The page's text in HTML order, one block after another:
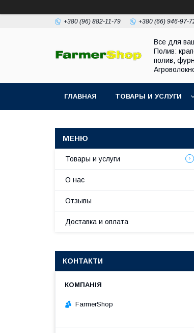
+380 (96) 882-11-79 +380 (66) 946-97-
Все для
Полив:
полив,
ГЛАВНАЯ ТОВАРЫ И УСЛУГИ
Товары и услуги
О нас
Отзывы
Доставка и оплата
КОНТАКТИ
FarmerShop